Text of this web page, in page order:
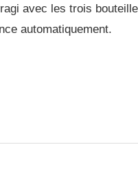
avec les trois
automatiquement.